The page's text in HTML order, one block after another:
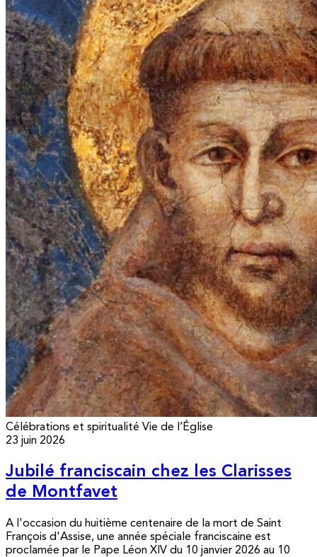
Célébrations et spiritualité Vie de l’Église
23 juin 2026
Jubilé franciscain chez les Clarisses
de Montfavet
A l'occasion du huitième centenaire de la mort de Saint
François d'Assise, une année spéciale franciscaine est
proclamée par le Pape Léon XIV du 10 janvier 2026 au 10